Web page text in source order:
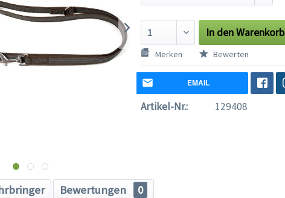
In den Warenkorb
Merken Bewerten
EMAIL
Artikel-Nr.: 129408
Bewertungen 0